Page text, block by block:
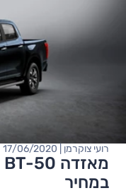
במחיר
רועי צוקרמן | 17/06/2020